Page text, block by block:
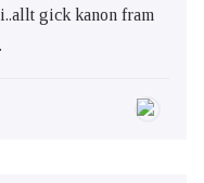
gick kanon fram